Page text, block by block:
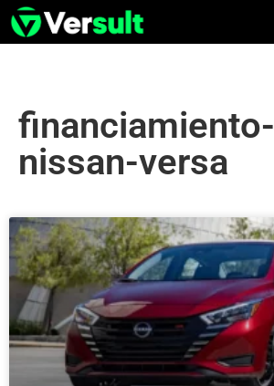
financiamiento-
nissan-versa